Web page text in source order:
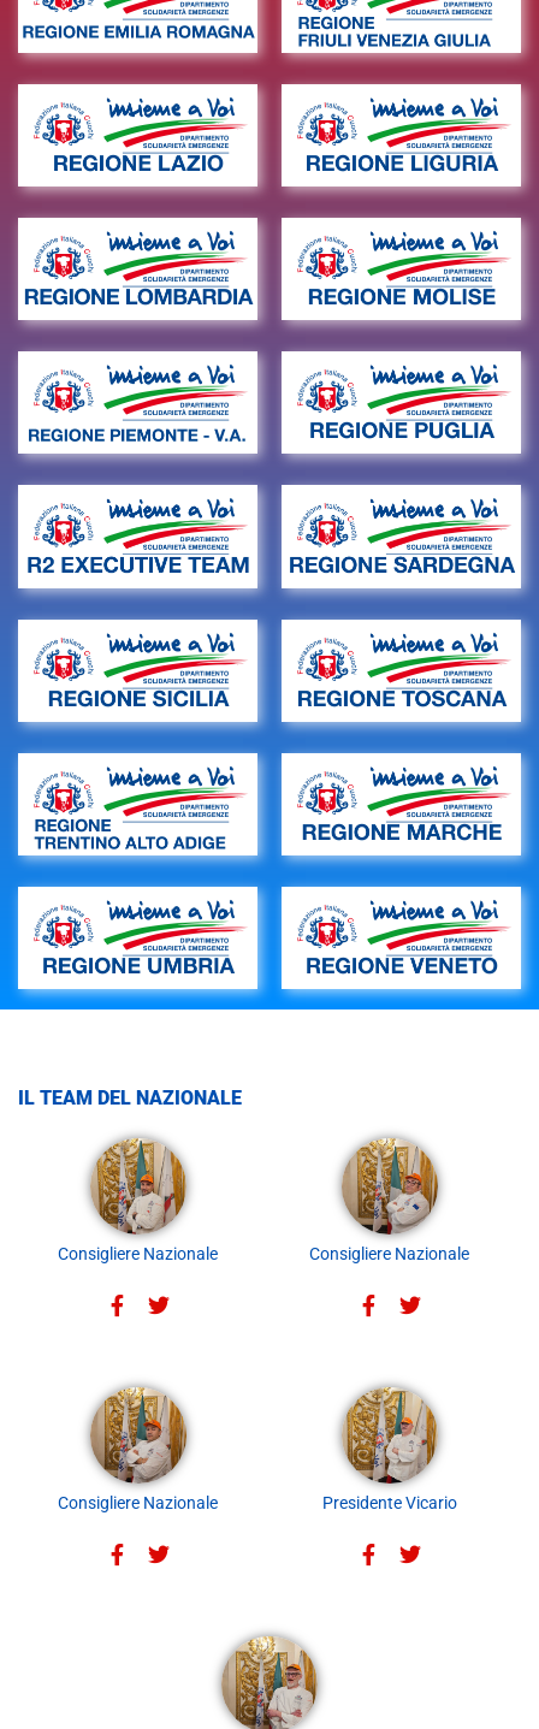
IL TEAM DEL NAZIONALE
Consigliere Nazionale Consigliere Nazionale
Consigliere Nazionale Presidente Vicario